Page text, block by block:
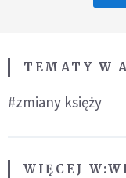
TEMATY W
#zmiany księży
WIĘCEJ W: